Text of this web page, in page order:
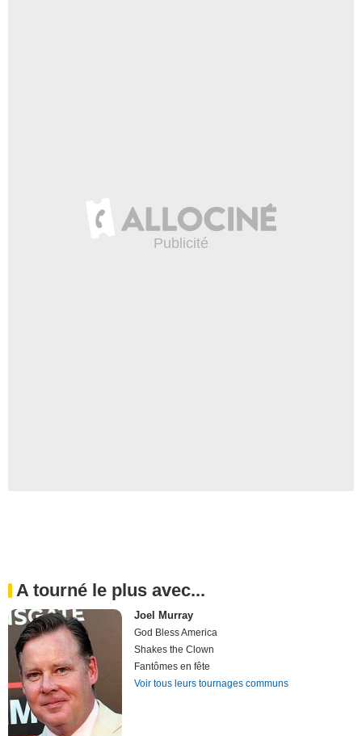
A tourné le plus avec...
Joel Murray
God Bless America
Shakes the Clown
Fantômes en fête
Voir tous leurs tournages communs